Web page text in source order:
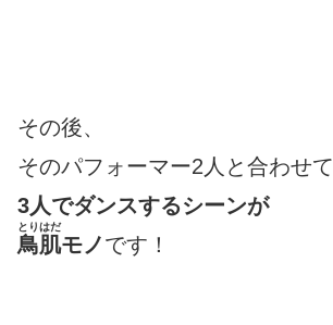
その後、
そのパフォーマー2人と合わせて
3人でダンスするシーンが
鳥肌
とりはだ
モノです！